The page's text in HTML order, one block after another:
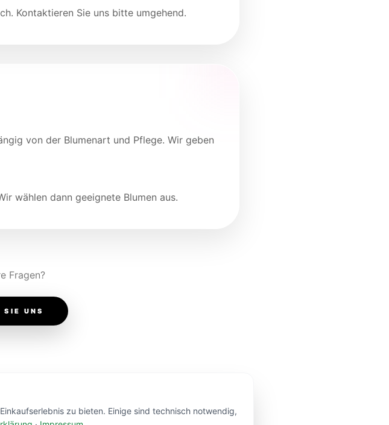
Kontaktieren Sie uns bitte umgehend.
von der Blumenart und Pflege. Wir geben
wählen dann geeignete Blumen aus.
Fragen?
SIE UNS
zu bieten. Einige sind technisch notwendig,